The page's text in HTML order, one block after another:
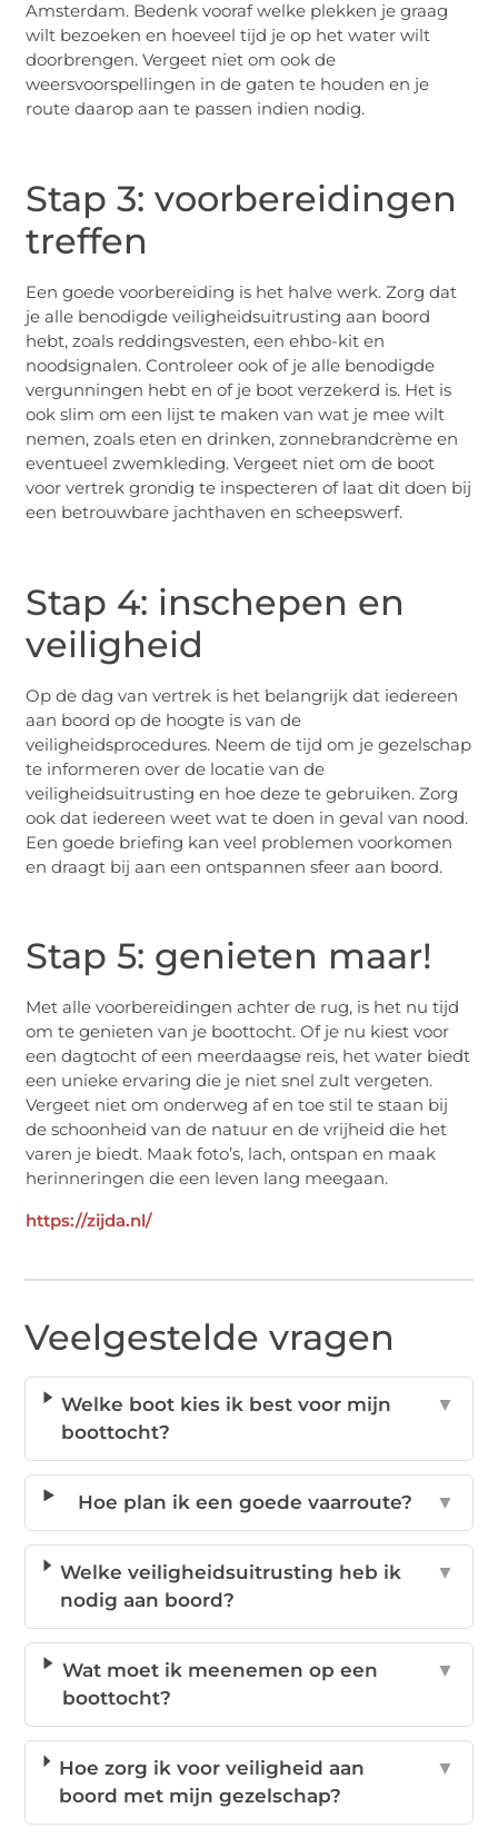
Amsterdam. Bedenk vooraf welke plekken je graag
wilt bezoeken en hoeveel tijd je op het water wilt
doorbrengen. Vergeet niet om ook de
weersvoorspellingen in de gaten te houden en je
route daarop aan te passen indien nodig.
Stap 3: voorbereidingen
treffen
Een goede voorbereiding is het halve werk. Zorg dat
je alle benodigde veiligheidsuitrusting aan boord
hebt, zoals reddingsvesten, een ehbo-kit en
noodsignalen. Controleer ook of je alle benodigde
vergunningen hebt en of je boot verzekerd is. Het is
ook slim om een lijst te maken van wat je mee wilt
nemen, zoals eten en drinken, zonnebrandcrème en
eventueel zwemkleding. Vergeet niet om de boot
voor vertrek grondig te inspecteren of laat dit doen bij
een betrouwbare jachthaven en scheepswerf.
Stap 4: inschepen en
veiligheid
Op de dag van vertrek is het belangrijk dat iedereen
aan boord op de hoogte is van de
veiligheidsprocedures. Neem de tijd om je gezelschap
te informeren over de locatie van de
veiligheidsuitrusting en hoe deze te gebruiken. Zorg
ook dat iedereen weet wat te doen in geval van nood.
Een goede briefing kan veel problemen voorkomen
en draagt bij aan een ontspannen sfeer aan boord.
Stap 5: genieten maar!
Met alle voorbereidingen achter de rug, is het nu tijd
om te genieten van je boottocht. Of je nu kiest voor
een dagtocht of een meerdaagse reis, het water biedt
een unieke ervaring die je niet snel zult vergeten.
Vergeet niet om onderweg af en toe stil te staan bij
de schoonheid van de natuur en de vrijheid die het
varen je biedt. Maak foto’s, lach, ontspan en maak
herinneringen die een leven lang meegaan.
https://zijda.nl/
Veelgestelde vragen
Welke boot kies ik best voor mijn
boottocht?
▼
Hoe plan ik een goede vaarroute? ▼
Welke veiligheidsuitrusting heb ik
nodig aan boord?
▼
Wat moet ik meenemen op een
boottocht?
▼
Hoe zorg ik voor veiligheid aan
boord met mijn gezelschap?
▼